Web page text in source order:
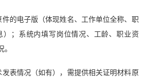
件的电子版（体现姓名、工作单位全称、职
）；系统内填写岗位情况、工龄、职业资
发表情况（如有），需提供相关证明材料原